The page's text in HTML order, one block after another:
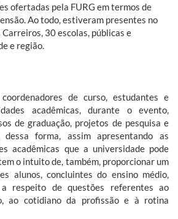
ofertadas pela FURG em termos de
Ao todo, estiveram presentes no
30 escolas, públicas e
e região.
de curso, estudantes e
acadêmicas, durante o evento,
de graduação, projetos de pesquisa e
forma, assim apresentando as
acadêmicas que a universidade pode
o intuito de, também, proporcionar um
alunos, concluintes do ensino médio,
respeito de questões referentes ao
ao cotidiano da profissão e à rotina